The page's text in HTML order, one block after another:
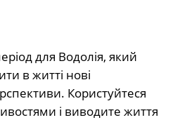
для Водолія, який
в житті нові
Користуйтеся
і виводите життя